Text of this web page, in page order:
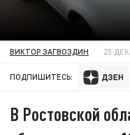
ВИКТОР ЗАГВОЗДИН 23
ПОДПИШИТЕСЬ:
В Ростовской